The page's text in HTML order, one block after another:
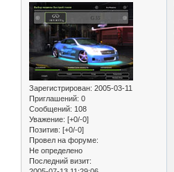
Зарегистрирован: 2005-03-11
Приглашений: 0
Сообщений: 108
Уважение: [+0/-0]
Позитив: [+0/-0]
Провел на форуме:
Не определено
Последний визит: